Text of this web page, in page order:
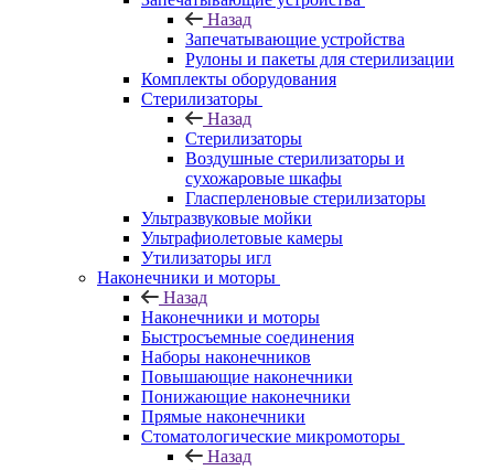
Назад
Запечатывающие устройства
Рулоны и пакеты для стерилизации
Комплекты оборудования
Стерилизаторы
Назад
Стерилизаторы
Воздушные стерилизаторы и
сухожаровые шкафы
Гласперленовые стерилизаторы
Ультразвуковые мойки
Ультрафиолетовые камеры
Утилизаторы игл
Наконечники и моторы
Назад
Наконечники и моторы
Быстросъемные соединения
Наборы наконечников
Повышающие наконечники
Понижающие наконечники
Прямые наконечники
Стоматологические микромоторы
Назад